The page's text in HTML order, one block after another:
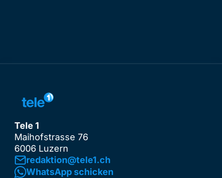
Tele 1
Maihofstrasse 76
6006 Luzern
redaktion@tele1.ch
WhatsApp schicken